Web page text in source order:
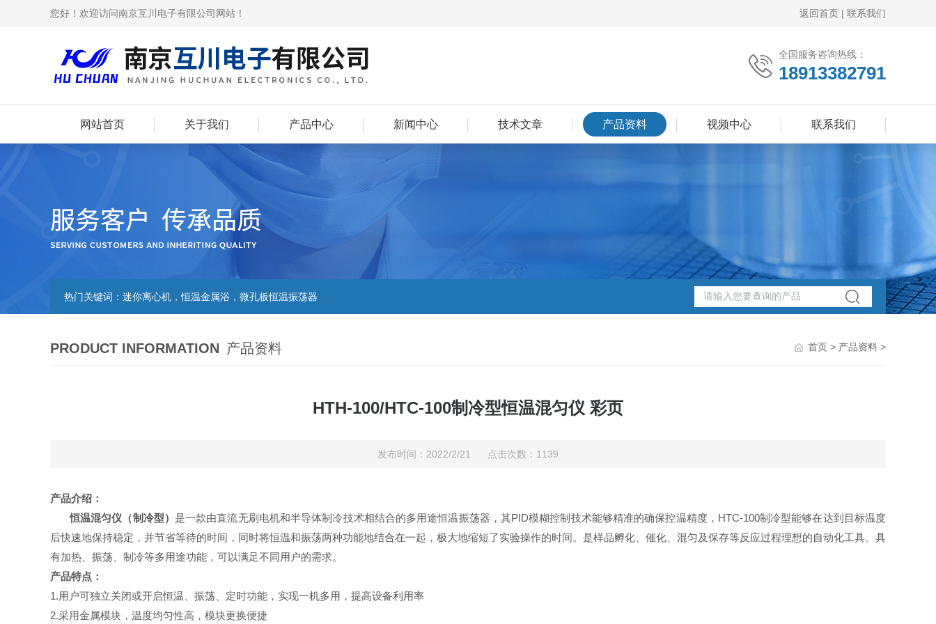
您好！欢迎访问南京互川电子有限公司网站！ 返回首页 | 联系我们
全国服务咨询热线：
18913382791
网站首页 关于我们 产品中心 新闻中心 技术文章 产品资料 视频中心 联系我们
热门关键词： 迷你离心机，恒温金属浴，微孔板恒温振荡器
PRODUCT INFORMATION 产品资料 首页 > 产品资料 >
HTH-100/HTC-100制冷型恒温混匀仪 彩页
发布时间：2022/2/21 点击次数：1139
产品介绍 ：
恒温混匀仪（制冷型） 是一款由直流无刷电机和半导体制冷技术相结合的多用途恒温振荡器 ， 其PID模糊控制技术能够精准的确保控温精度， HTC-100制冷型能够在达到目标温度
后快速地保持稳定，并节省等待的时间，同时将恒温和振荡两种功能地结合在一起，极大地缩短了实验操作的时间。是样品孵化、催化、混匀及保存等反应过程理想的自动化工具。具
有加热、振荡、制冷等多用途功能，可以满足不同用户的需求。
产品特点 ：
1.用户可独立关闭或开启恒温、振荡、定时功能，实现一机多用，提高设备利用率
2.采用金属模块，温度均匀性高，模块更换便捷